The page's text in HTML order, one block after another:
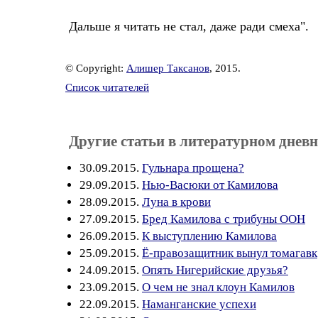
Дальше я читать не стал, даже ради смеха".
© Copyright: Алишер Таксанов, 2015.
Список читателей
Другие статьи в литературном
30.09.2015. Гульнара прощена?
29.09.2015. Нью-Васюки от Камилова
28.09.2015. Луна в крови
27.09.2015. Бред Камилова с трибуны ООН
26.09.2015. К выступлению Камилова
25.09.2015. Ё-правозащитник вынул томагавк
24.09.2015. Опять Нигерийские друзья?
23.09.2015. О чем не знал клоун Камилов
22.09.2015. Наманганские успехи